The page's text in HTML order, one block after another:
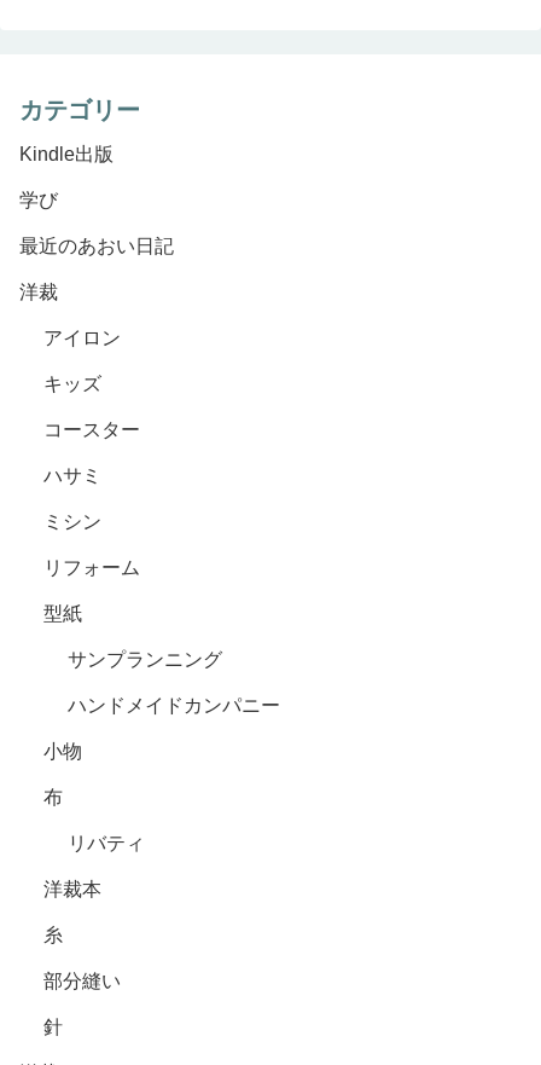
カテゴリー
Kindle出版
学び
最近のあおい日記
洋裁
アイロン
キッズ
コースター
ハサミ
ミシン
リフォーム
型紙
サンプランニング
ハンドメイドカンパニー
小物
布
リバティ
洋裁本
糸
部分縫い
針